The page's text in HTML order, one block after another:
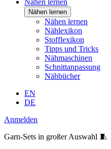
Nähen lernen
Nähen lernen
Nähen lernen
Nählexikon
Stofflexikon
Tipps und Tricks
Nähmaschinen
Schnittanpassung
Nähbücher
EN
DE
Anmelden
Garn-Sets in großer Auswahl 🧵